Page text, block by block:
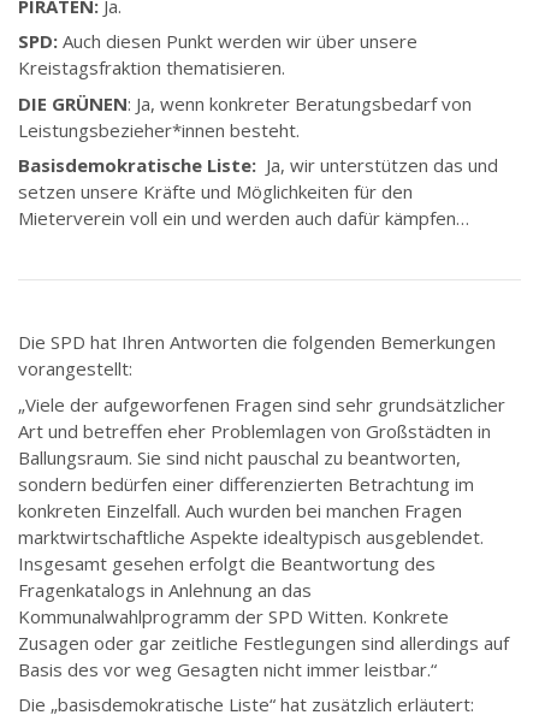
PIRATEN: Ja.
SPD: Auch diesen Punkt werden wir über unsere
Kreistagsfraktion thematisieren.
DIE GRÜNEN: Ja, wenn konkreter Beratungsbedarf von
Leistungsbezieher*innen besteht.
Basisdemokratische Liste: Ja, wir unterstützen das und
setzen unsere Kräfte und Möglichkeiten für den
Mieterverein voll ein und werden auch dafür kämpfen…
Die SPD hat Ihren Antworten die folgenden Bemerkungen
vorangestellt:
„Viele der aufgeworfenen Fragen sind sehr grundsätzlicher
Art und betreffen eher Problemlagen von Großstädten in
Ballungsraum. Sie sind nicht pauschal zu beantworten,
sondern bedürfen einer differenzierten Betrachtung im
konkreten Einzelfall. Auch wurden bei manchen Fragen
marktwirtschaftliche Aspekte idealtypisch ausgeblendet.
Insgesamt gesehen erfolgt die Beantwortung des
Fragenkatalogs in Anlehnung an das
Kommunalwahlprogramm der SPD Witten. Konkrete
Zusagen oder gar zeitliche Festlegungen sind allerdings auf
Basis des vor weg Gesagten nicht immer leistbar.“
Die „basisdemokratische Liste“ hat zusätzlich erläutert: